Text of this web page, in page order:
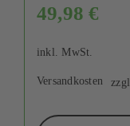
49,98€
inkl. MwSt.
zzgl.
Versandkosten